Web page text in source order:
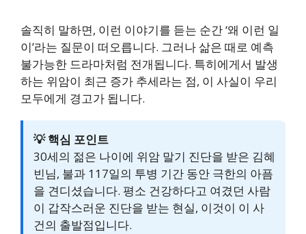
솔직히 말하면, 이런 이야기를 듣는 순간 ‘왜 이런 일
이’라는 질문이 떠오릅니다. 그러나 삶은 때로 예측
불가능한 드라마처럼 전개됩니다. 특히에게서 발생
하는 위암이 최근 증가 추세라는 점, 이 사실이 우리
모두에게 경고가 됩니다.
💡 핵심 포인트
30세의 젊은 나이에 위암 말기 진단을 받은 김혜
빈님, 불과 117일의 투병 기간 동안 극한의 아픔
을 견디셨습니다. 평소 건강하다고 여겼던 사람
이 갑작스러운 진단을 받는 현실, 이것이 이 사
건의 출발점입니다.